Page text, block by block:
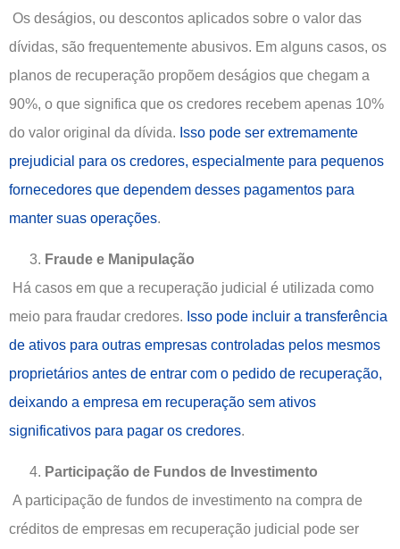
Os deságios, ou descontos aplicados sobre o valor das
dívidas, são frequentemente abusivos. Em alguns casos, os
planos de recuperação propõem deságios que chegam a
90%, o que significa que os credores recebem apenas 10%
do valor original da dívida. Isso pode ser extremamente
prejudicial para os credores, especialmente para pequenos
fornecedores que dependem desses pagamentos para
manter suas operações.
Fraude e Manipulação
Há casos em que a recuperação judicial é utilizada como
meio para fraudar credores. Isso pode incluir a transferência
de ativos para outras empresas controladas pelos mesmos
proprietários antes de entrar com o pedido de recuperação,
deixando a empresa em recuperação sem ativos
significativos para pagar os credores.
Participação de Fundos de Investimento
A participação de fundos de investimento na compra de
créditos de empresas em recuperação judicial pode ser